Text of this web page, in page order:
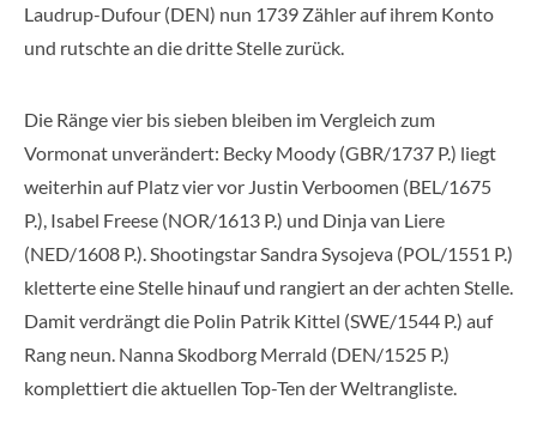
Laudrup-Dufour (DEN) nun 1739 Zähler auf ihrem Konto
und rutschte an die dritte Stelle zurück.
Die Ränge vier bis sieben bleiben im Vergleich zum
Vormonat unverändert: Becky Moody (GBR/1737 P.) liegt
weiterhin auf Platz vier vor Justin Verboomen (BEL/1675
P.), Isabel Freese (NOR/1613 P.) und Dinja van Liere
(NED/1608 P.). Shootingstar Sandra Sysojeva (POL/1551 P.)
kletterte eine Stelle hinauf und rangiert an der achten Stelle.
Damit verdrängt die Polin Patrik Kittel (SWE/1544 P.) auf
Rang neun. Nanna Skodborg Merrald (DEN/1525 P.)
komplettiert die aktuellen Top-Ten der Weltrangliste.